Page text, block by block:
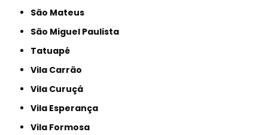
São Mateus
São Miguel Paulista
Tatuapé
Vila Carrão
Vila Curuçá
Vila Esperança
Vila Formosa